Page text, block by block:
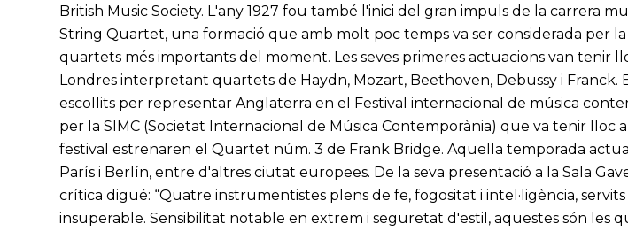
British Music Society. L'any 1927 fou també l'inici del gran impuls de la carrera
String Quartet, una formació que amb molt poc temps va ser considerada per
quartets més importants del moment. Les seves primeres actuacions van tenir
Londres interpretant quartets de Haydn, Mozart, Beethoven, Debussy i Franck.
escollits per representar Anglaterra en el Festival internacional de música
per la SIMC (Societat Internacional de Música Contemporània) que va tenir lloc a
festival estrenaren el Quartet núm. 3 de Frank Bridge. Aquella temporada
París i Berlín, entre d'altres ciutat europees. De la seva presentació a la Sala
crítica digué: “Quatre instrumentistes plens de fe, fogositat i intel·ligència,
insuperable. Sensibilitat notable en extrem i seguretat d'estil, aquestes són les